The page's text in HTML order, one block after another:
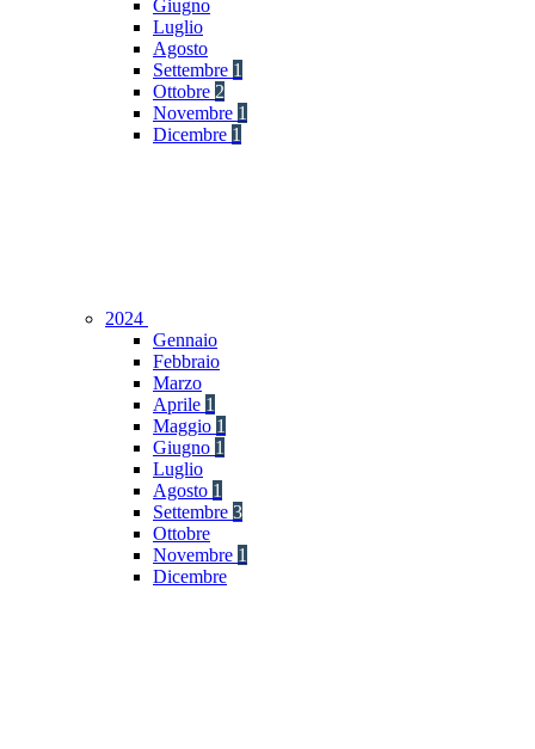
Giugno
Luglio
Agosto
Settembre 1
Ottobre 2
Novembre 1
Dicembre 1
2024
Gennaio
Febbraio
Marzo
Aprile 1
Maggio 1
Giugno 1
Luglio
Agosto 1
Settembre 3
Ottobre
Novembre 1
Dicembre